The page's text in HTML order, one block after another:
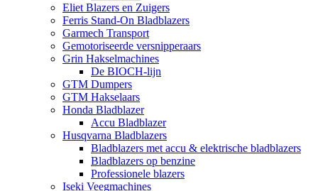
Eliet Blazers en Zuigers
Ferris Stand-On Bladblazers
Garmech Transport
Gemotoriseerde versnipperaars
Grin Hakselmachines
De BIOCH-lijn
GTM Dumpers
GTM Hakselaars
Honda Bladblazer
Accu Bladblazer
Husqvarna Bladblazers
Bladblazers met accu & elektrische bladblazers
Bladblazers op benzine
Professionele blazers
Iseki Veegmachines